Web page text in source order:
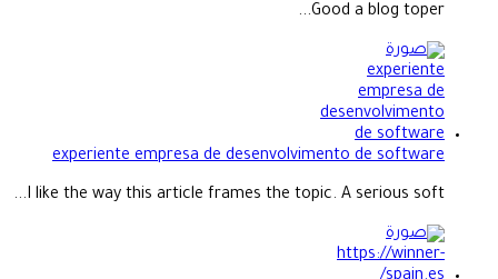
Good a blog toper...
experiente empresa de desenvolvimento de software
I like the way this article frames the topic. A serious soft...